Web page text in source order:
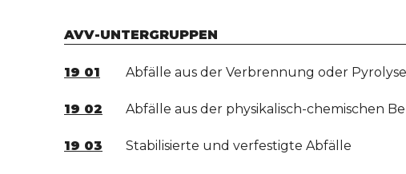
AVV-UNTERGRUPPEN
19 01 Abfälle aus der Verbrennung oder
19 02 Abfälle aus der physikalisch-chemischen
19 03 Stabilisierte und verfestigte Abfälle